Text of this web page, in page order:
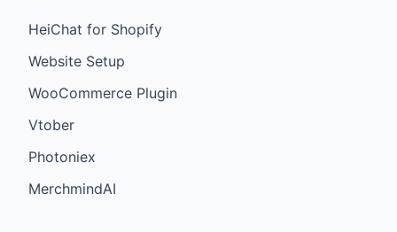
HeiChat for Shopify
Website Setup
WooCommerce Plugin
Vtober
Photoniex
MerchmindAI